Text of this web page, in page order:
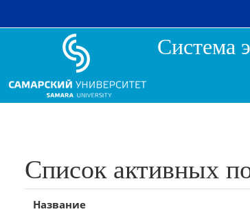
Система
Список активных
Название